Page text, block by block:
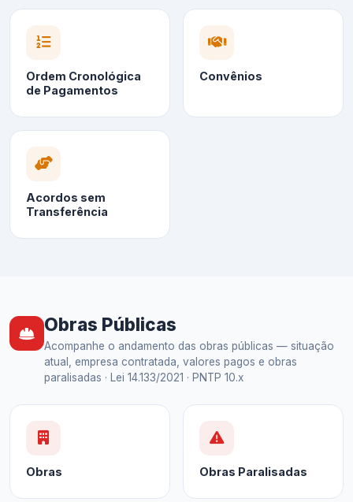
Ordem Cronológica
de Pagamentos
Convênios
Acordos sem
Transferência
Obras Públicas
Acompanhe o andamento das obras públicas — situação
atual, empresa contratada, valores pagos e obras
paralisadas · Lei 14.133/2021 · PNTP 10.x
Obras Obras Paralisadas